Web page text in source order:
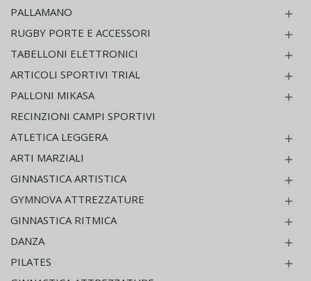
PALLAMANO 
RUGBY PORTE E ACCESSORI 
TABELLONI ELETTRONICI 
ARTICOLI SPORTIVI TRIAL 
PALLONI MIKASA 
RECINZIONI CAMPI SPORTIVI
ATLETICA LEGGERA

ARTI MARZIALI 
GINNASTICA ARTISTICA 
GYMNOVA ATTREZZATURE 
GINNASTICA RITMICA 
DANZA 
PILATES 